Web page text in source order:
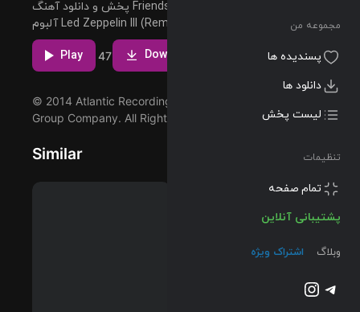
مجموعه من
پسندیده ها
دانلود ها
لیست پخش
تنظیمات
پشتیبانی آنلاین
وبلاگ اشتراک ویژه
تلگرام
اینستاگرم
@2023-2026 Musilon
پخش و دانلود آهنگ Friends (Remaster)، دومین ترک از
آلبوم Led Zeppelin III (Remaster) که توسط Led Zeppelin
اجرا شده است را میتوانید با دو کیفیت 320 و FLAC دریافت
کنید.
مشاهده بیشتر
Play Download
© 2014 Atlantic Recording Corporation, a Warner Music